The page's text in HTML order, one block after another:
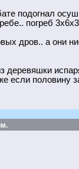
подогнал
погреб
дров.. а они
деревяшки
если половину